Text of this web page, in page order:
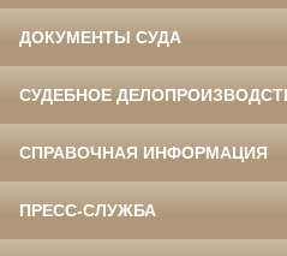
ДОКУМЕНТЫ СУДА
СУДЕБНОЕ
СПРАВОЧНАЯ ИНФОРМАЦИЯ
ПРЕСС-СЛУЖБА